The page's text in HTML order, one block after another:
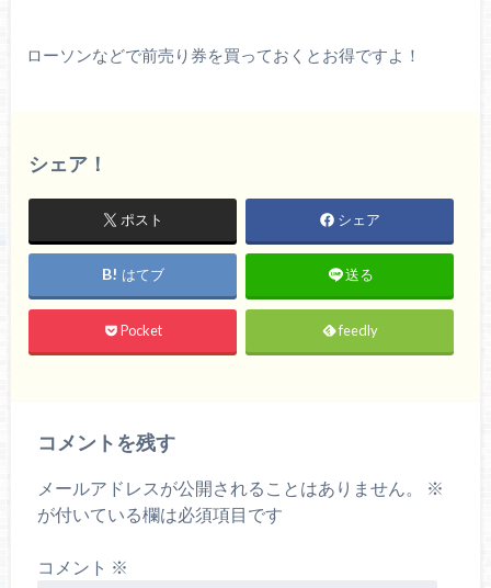
ローソンなどで前売り券を買っておくとお得ですよ！
シェア！
ポスト シェア
はてブ 送る
Pocket feedly
コメントを残す
メールアドレスが公開されることはありません。
※
が付いている欄は必須項目です
コメント ※